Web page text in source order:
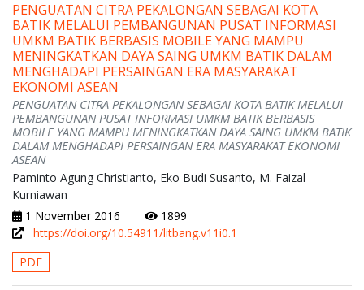
PENGUATAN CITRA PEKALONGAN SEBAGAI KOTA
BATIK MELALUI PEMBANGUNAN PUSAT INFORMASI
UMKM BATIK BERBASIS MOBILE YANG MAMPU
MENINGKATKAN DAYA SAING UMKM BATIK DALAM
MENGHADAPI PERSAINGAN ERA MASYARAKAT
EKONOMI ASEAN
PENGUATAN CITRA PEKALONGAN SEBAGAI KOTA BATIK MELALUI
PEMBANGUNAN PUSAT INFORMASI UMKM BATIK BERBASIS
MOBILE YANG MAMPU MENINGKATKAN DAYA SAING UMKM BATIK
DALAM MENGHADAPI PERSAINGAN ERA MASYARAKAT EKONOMI
ASEAN
Paminto Agung Christianto, Eko Budi Susanto, M. Faizal
Kurniawan
1 November 2016
1899
https://doi.org/10.54911/litbang.v11i0.1
PDF